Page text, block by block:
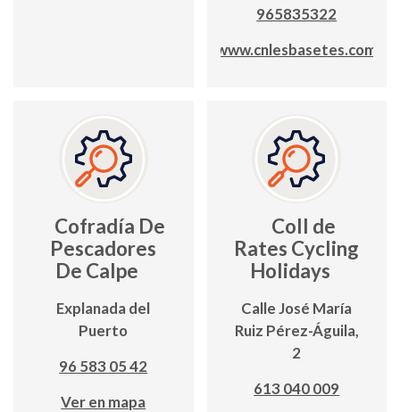
965835322
www.cnlesbasetes.com
Cofradía De
Pescadores
De Calpe
Explanada del
Puerto
96 583 05 42
Ver en mapa
Coll de
Rates Cycling
Holidays
Calle José María
Ruiz Pérez-Águila,
2
613 040 009